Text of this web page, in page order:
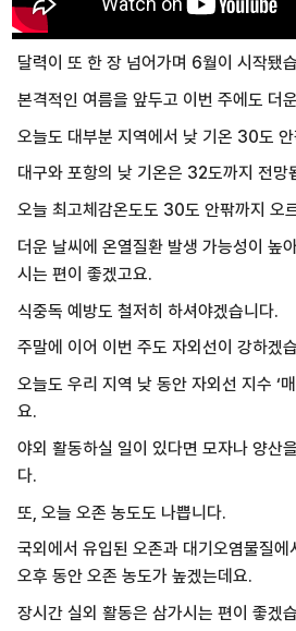
달력이 또 한 장 넘어가며 6월이 시작됐
본격적인 여름을 앞두고 이번 주에도 더
오늘도 대부분 지역에서 낮 기온 30도
대구와 포항의 낮 기온은 32도까지 전망
오늘 최고체감온도도 30도 안팎까지 오
더운 날씨에 온열질환 발생 가능성이 높
시는 편이 좋겠고요.
식중독 예방도 철저히 하셔야겠습니다.
주말에 이어 이번 주도 자외선이 강하겠
오늘도 우리 지역 낮 동안 자외선 지수 ‘
요.
야외 활동하실 일이 있다면 모자나 양산
다.
또, 오늘 오존 농도도 나쁩니다.
국외에서 유입된 오존과 대기오염물질
오후 동안 오존 농도가 높겠는데요.
장시간 실외 활동은 삼가시는 편이 좋겠